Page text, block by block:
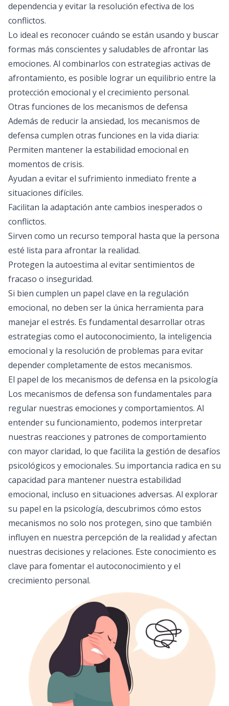
dependencia y evitar la resolución efectiva de los
conflictos.
Lo ideal es reconocer cuándo se están usando y buscar
formas más conscientes y saludables de afrontar las
emociones. Al combinarlos con estrategias activas de
afrontamiento, es posible lograr un equilibrio entre la
protección emocional y el crecimiento personal.
Otras funciones de los mecanismos de defensa
Además de reducir la ansiedad, los mecanismos de
defensa cumplen otras funciones en la vida diaria:
Permiten mantener la estabilidad emocional en
momentos de crisis.
Ayudan a evitar el sufrimiento inmediato frente a
situaciones difíciles.
Facilitan la adaptación ante cambios inesperados o
conflictos.
Sirven como un recurso temporal hasta que la persona
esté lista para afrontar la realidad.
Protegen la autoestima al evitar sentimientos de
fracaso o inseguridad.
Si bien cumplen un papel clave en la regulación
emocional, no deben ser la única herramienta para
manejar el estrés. Es fundamental desarrollar otras
estrategias como el autoconocimiento, la inteligencia
emocional y la resolución de problemas para evitar
depender completamente de estos mecanismos.
El papel de los mecanismos de defensa en la psicología
Los mecanismos de defensa son fundamentales para
regular nuestras emociones y comportamientos. Al
entender su funcionamiento, podemos interpretar
nuestras reacciones y patrones de comportamiento
con mayor claridad, lo que facilita la gestión de desafíos
psicológicos y emocionales. Su importancia radica en su
capacidad para mantener nuestra estabilidad
emocional, incluso en situaciones adversas. Al explorar
su papel en la psicología, descubrimos cómo estos
mecanismos no solo nos protegen, sino que también
influyen en nuestra percepción de la realidad y afectan
nuestras decisiones y relaciones. Este conocimiento es
clave para fomentar el autoconocimiento y el
crecimiento personal.